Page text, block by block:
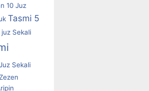
10 Juz
Tasmi 5
Sekali
Sekali